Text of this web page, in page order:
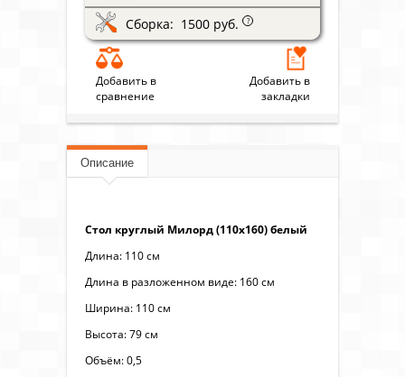
Сборка: 1500 руб.
?
Добавить в
сравнение
Добавить в
закладки
Описание
Стол круглый Милорд (110х160) белый
Длина: 110 см
Длина в разложенном виде: 160 см
Ширина: 110 см
Высота: 79 см
Объём: 0,5